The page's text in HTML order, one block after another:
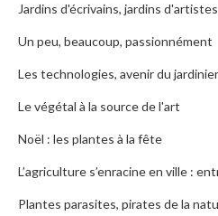
Jardins d'écrivains, jardins d'artistes
Un peu, beaucoup, passionnément
Les technologies, avenir du
Le végétal à la source de l'art
Noël : les plantes à la fête
L’agriculture s’enracine en ville :
Plantes parasites, pirates de la